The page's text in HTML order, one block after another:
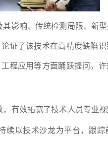
影响、传统检测局限、新
证了该技术在高精度缺陷
程应用等方面踊跃提问。
有效拓宽了技术人员专业
续以技术沙龙为平台，跟踪